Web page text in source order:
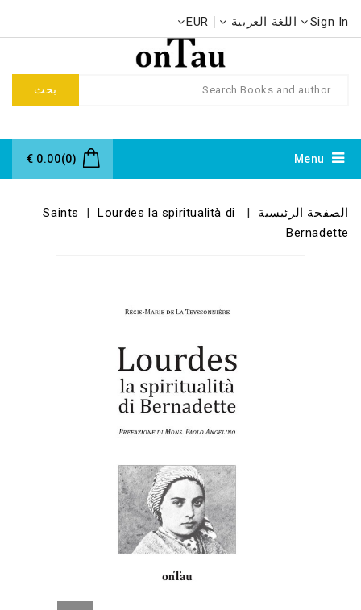
Sign In اللغة العربية EUR
بحث
(0)
0.00 € Menu
الصفحة الرئيسية Saints
Lourdes la spiritualità di
Bernadette